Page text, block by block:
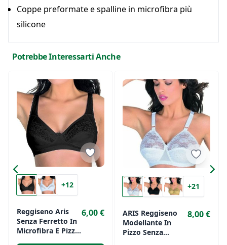
Coppe preformate e spalline in microfibra più
silicone
Potrebbe Interessarti Anche
+12
Reggiseno Aris
Senza Ferretto In
Microfibra E Pizzo
6,00 €
+21
ARIS Reggiseno
Modellante In
Pizzo Senza
8,00 €